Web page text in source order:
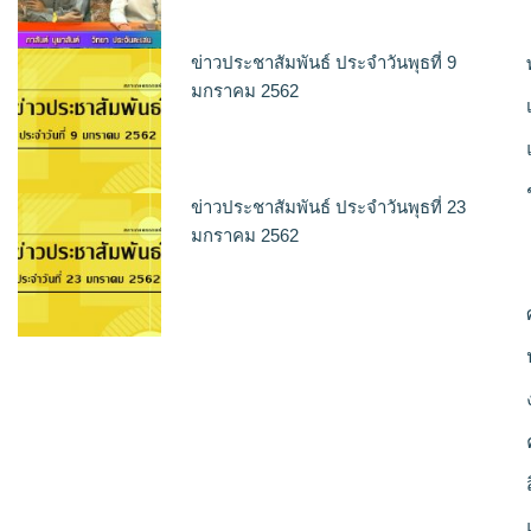
ข่าวประชาสัมพันธ์ ประจำวันพุธที่ 9
มกราคม 2562
ข่าวประชาสัมพันธ์ ประจำวันพุธที่ 23
มกราคม 2562